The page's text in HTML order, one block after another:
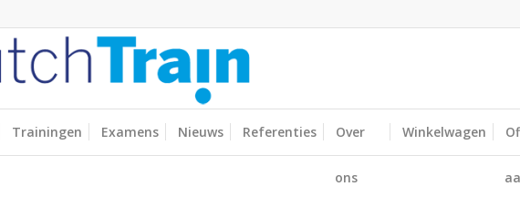
Trainingen Examens Nieuws Referenties Over
ons
Winkelwagen